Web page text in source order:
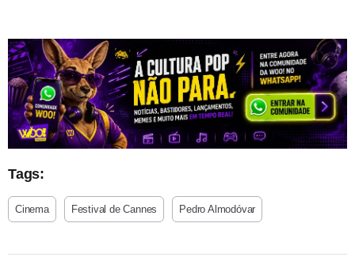
Tags:
Cinema Festival de Cannes Pedro Almodóvar